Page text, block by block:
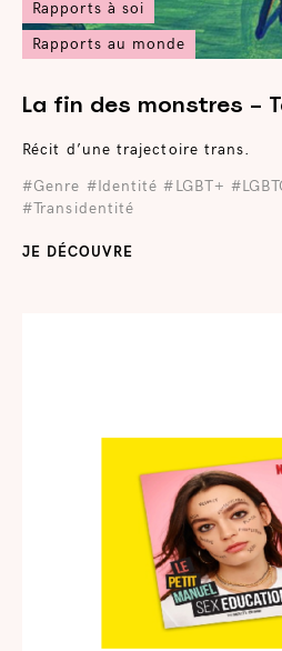
Rapports à soi
Rapports au monde
La fin des monstres –
Récit d’une trajectoire trans.
#Genre #Identité #LGBT+
#Transidentité
JE DÉCOUVRE